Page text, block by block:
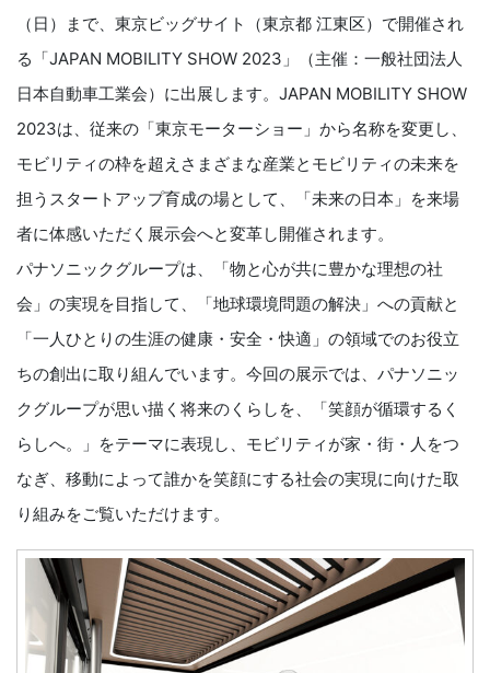
（日）まで、東京ビッグサイト（東京都 江東区）で開催され
る「JAPAN MOBILITY SHOW 2023」（主催：一般社団法人
日本自動車工業会）に出展します。JAPAN MOBILITY SHOW
2023は、従来の「東京モーターショー」から名称を変更し、
モビリティの枠を超えさまざまな産業とモビリティの未来を
担うスタートアップ育成の場として、「未来の日本」を来場
者に体感いただく展示会へと変革し開催されます。
パナソニックグループは、「物と心が共に豊かな理想の社
会」の実現を目指して、「地球環境問題の解決」への貢献と
「一人ひとりの生涯の健康・安全・快適」の領域でのお役立
ちの創出に取り組んでいます。今回の展示では、パナソニッ
クグループが思い描く将来のくらしを、「笑顔が循環するく
らしへ。」をテーマに表現し、モビリティが家・街・人をつ
なぎ、移動によって誰かを笑顔にする社会の実現に向けた取
り組みをご覧いただけます。